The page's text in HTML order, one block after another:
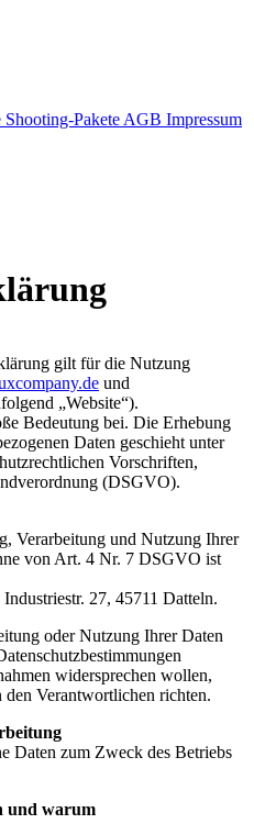
Shooting-Pakete AGB Impressum
gilt für die Nutzung
und
„Website“).
Bedeutung bei. Die Erhebung
Daten geschieht unter
Vorschriften,
(DSGVO).
Verarbeitung und Nutzung Ihrer
von Art. 4 Nr. 7 DSGVO ist
Industriestr. 27, 45711 Datteln.
oder Nutzung Ihrer Daten
widersprechen wollen,
Verantwortlichen richten.
Daten zum Zweck des Betriebs
und warum